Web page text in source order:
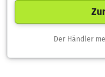
Der Händler